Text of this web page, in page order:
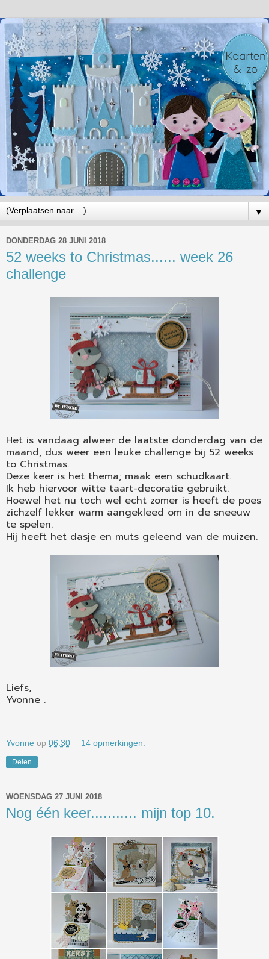
▼
DONDERDAG 28 JUNI 2018
52 weeks to Christmas...... week 26
challenge
Het is vandaag alweer de laatste donderdag van de
maand, dus weer een leuke challenge bij 52 weeks
to Christmas.
Deze keer is het thema; maak een schudkaart.
Ik heb hiervoor witte taart-decoratie gebruikt.
Hoewel het nu toch wel echt zomer is heeft de poes
zichzelf lekker warm aangekleed om in de sneeuw
te spelen.
Hij heeft het dasje en muts geleend van de muizen.
Liefs,
Yvonne .
Yvonne op 06:30 14 opmerkingen:
Delen
WOENSDAG 27 JUNI 2018
Nog één keer........... mijn top 10.